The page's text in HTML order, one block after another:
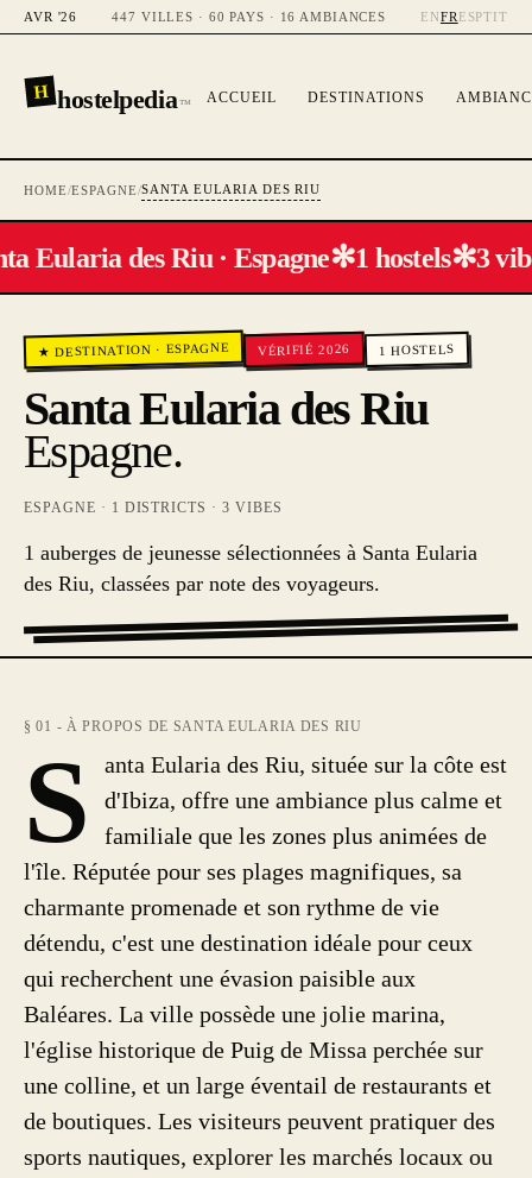
AVR '26 447 VILLES · 60 PAYS · 16 AMBIANCES ENFR ESPTIT
H hostelpedia™ ACCUEIL DESTINATIONS
HOME/ESPAGNE/SANTA EULARIA DES RIU
Eularia des Riu · Espagne✻1 hostels✻3
★ DESTINATION · ESPAGNE VÉRIFIÉ 2026 1 HOSTELS
Santa Eularia des Riu
Espagne.
ESPAGNE · 1 DISTRICTS ·3 VIBES
1 auberges de jeunesse sélectionnées à Santa Eularia
des Riu, classées par note des voyageurs.
§ 01 - À PROPOS DE SANTA EULARIA DES RIU
S
anta Eularia des Riu, située sur la côte est
d'Ibiza, offre une ambiance plus calme et
familiale que les zones plus animées de
l'île. Réputée pour ses plages magnifiques, sa
charmante promenade et son rythme de vie
détendu, c'est une destination idéale pour ceux
qui recherchent une évasion paisible aux
Baléares. La ville possède une jolie marina,
l'église historique de Puig de Missa perchée sur
une colline, et un large éventail de restaurants et
de boutiques. Les visiteurs peuvent pratiquer des
sports nautiques, explorer les marchés locaux ou